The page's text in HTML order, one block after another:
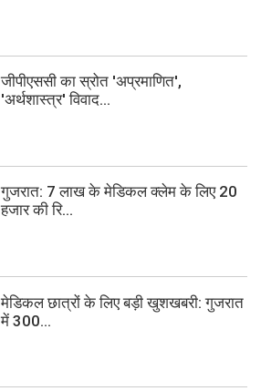
जीपीएससी का स्रोत 'अप्रमाणित',
'अर्थशास्त्र' विवाद...
गुजरात: 7 लाख के मेडिकल क्लेम के लिए 20
हजार की रि...
मेडिकल छात्रों के लिए बड़ी खुशखबरी: गुजरात
में 300...